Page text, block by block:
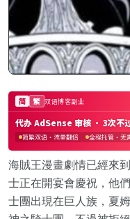
海賊王漫畫劇情已經來
士正在開宴會慶祝，他
士團出現在巨人族，夏